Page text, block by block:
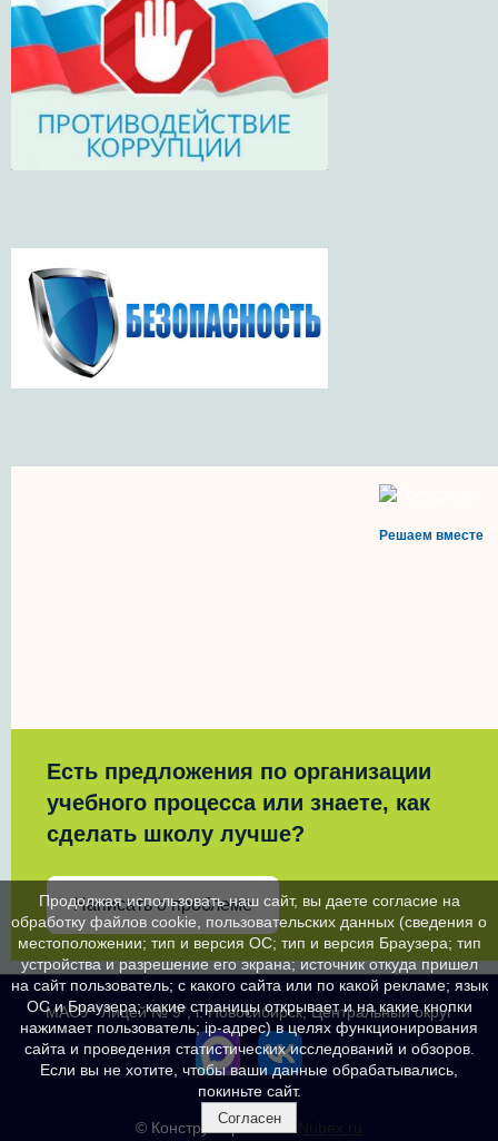
Решаем вместе
Есть предложения по организации
учебного процесса или знаете, как
сделать школу лучше?
Написать о проблеме
МАОУ "Лицей № 9", г. Новосибирск, Центральный округ
© Конструктор сайтов
Продолжая использовать наш сайт, вы даете согласие на
обработку файлов cookie, пользовательских данных (сведения о
местоположении; тип и версия ОС; тип и версия Браузера; тип
устройства и разрешение его экрана; источник откуда пришел
на сайт пользователь; с какого сайта или по какой рекламе; язык
ОС и Браузера; какие страницы открывает и на какие кнопки
нажимает пользователь; ip-адрес) в целях функционирования
сайта и проведения статистических исследований и обзоров.
Если вы не хотите, чтобы ваши данные обрабатывались,
покиньте сайт.
Согласен